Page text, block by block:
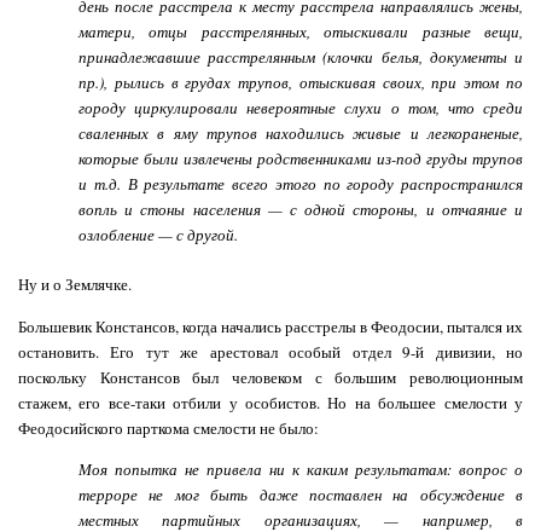
день после расстрела к месту расстрела направлялись жены,
матери, отцы расстрелянных, отыскивали разные вещи,
принадлежавшие расстрелянным (клочки белья, документы и
пр.), рылись в грудах трупов, отыскивая своих, при этом по
городу циркулировали невероятные слухи о том, что среди
сваленных в яму трупов находились живые и легкораненые,
которые были извлечены родственниками из-под груды трупов
и т.д. В результате всего этого по городу распространился
вопль и стоны населения — с одной стороны, и отчаяние и
озлобление — с другой.
Ну и о Землячке.
Большевик Констансов, когда начались расстрелы в Феодосии, пытался их
остановить. Его тут же арестовал особый отдел 9-й дивизии, но
поскольку Констансов был человеком с большим революционным
стажем, его все-таки отбили у особистов. Но на большее смелости у
Феодосийского парткома смелости не было:
Моя попытка не привела ни к каким результатам: вопрос о
терроре не мог быть даже поставлен на обсуждение в
местных партийных организациях, — например, в